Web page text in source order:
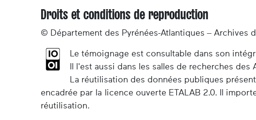
Droits et conditions de reproduction
© Département des Pyrénées-Atlantiques – Archives
Le témoignage est consultable dans son
Il l'est aussi dans les salles de recherches
La réutilisation des données publiques
encadrée par la licence ouverte ETALAB 2.0. Il
réutilisation.